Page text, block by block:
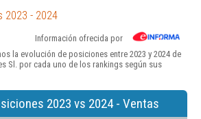
2023 - 2024
Información ofrecida por
la evolución de posiciones entre 2023 y 2024 de
Sl. por cada uno de los rankings según sus
2023 vs 2024 - Ventas